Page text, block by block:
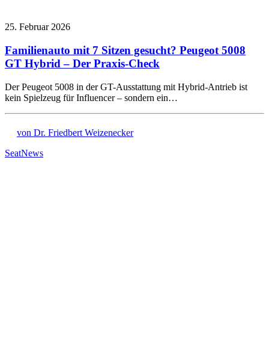
25. Februar 2026
Familienauto mit 7 Sitzen gesucht? Peugeot 5008
GT Hybrid – Der Praxis-Check
Der Peugeot 5008 in der GT-Ausstattung mit Hybrid-Antrieb ist
kein Spielzeug für Influencer – sondern ein…
von Dr. Friedbert Weizenecker
SeatNews